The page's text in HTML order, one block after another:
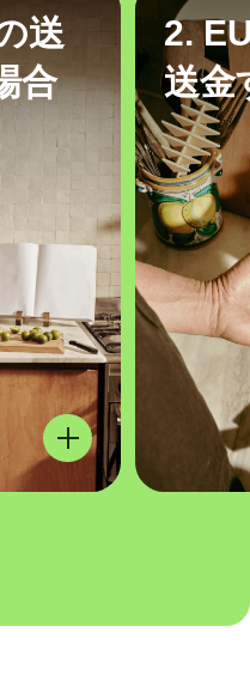
送
合
2.
送金